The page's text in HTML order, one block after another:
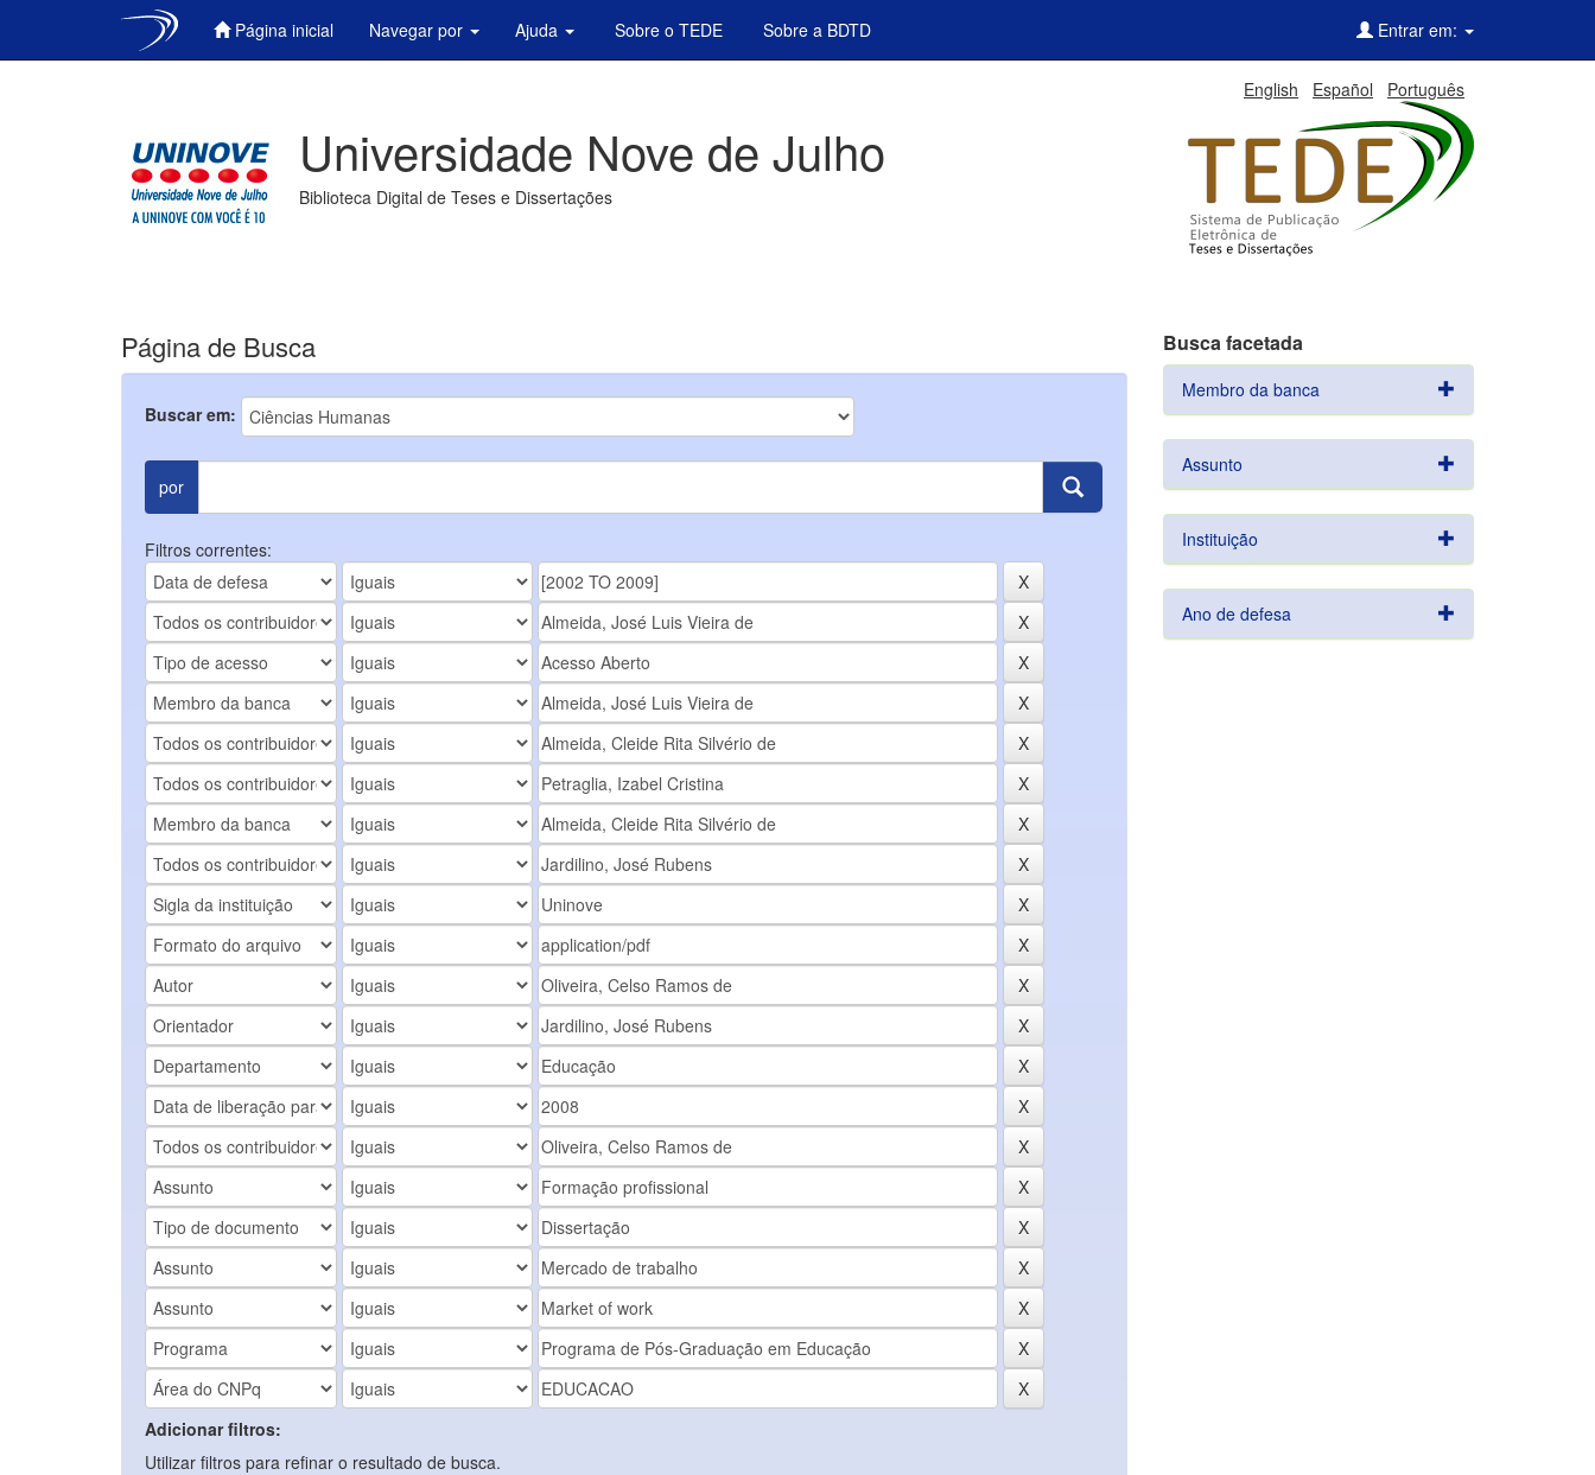
Página inicial Navegar por Ajuda Sobre o TEDE Sobre a BDTD Entrar em:
English Español Português
Universidade Nove de Julho
Biblioteca Digital de Teses e Dissertações
Página de Busca
Buscar em:
por
Filtros correntes:
Adicionar filtros:
Utilizar filtros para refinar o resultado de busca.
Busca facetada
Membro da banca
Assunto
Instituição
Ano de defesa